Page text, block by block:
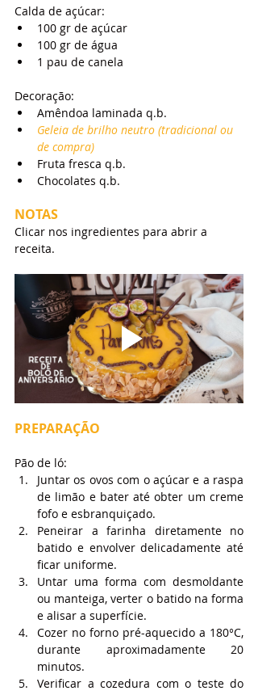
Calda de açúcar:
100 gr de açúcar
100 gr de água
1 pau de canela
Decoração:
Amêndoa laminada q.b.
Geleia de brilho neutro (tradicional ou
de compra)
Fruta fresca q.b.
Chocolates q.b.
NOTAS
Clicar nos ingredientes para abrir a
receita.
PREPARAÇÃO
Pão de ló:
Juntar os ovos com o açúcar e a raspa
de limão e bater até obter um creme
fofo e esbranquiçado.
Peneirar a farinha diretamente no
batido e envolver delicadamente até
ficar uniforme.
Untar uma forma com desmoldante
ou manteiga, verter o batido na forma
e alisar a superfície.
Cozer no forno pré-aquecido a 180°C,
durante aproximadamente 20
minutos.
Verificar a cozedura com o teste do